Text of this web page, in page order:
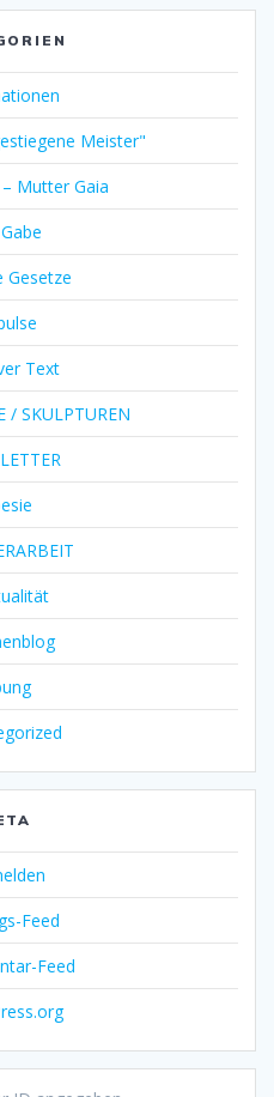
Meister"
Mutter Gaia
Gesetze
Text
/ SKULPTUREN
Feed
Feed